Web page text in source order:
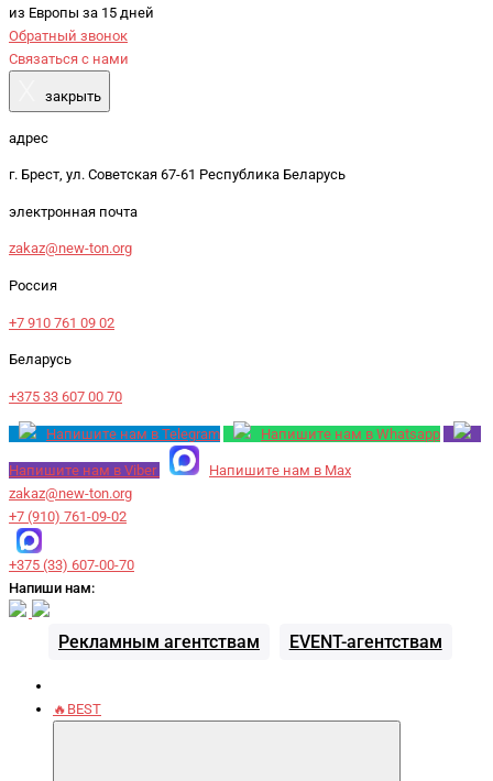
из Европы за 15 дней
Обратный звонок
Связаться с нами
закрыть
адрес
г. Брест, ул. Советская 67-61 Республика Беларусь
электронная почта
zakaz@new-ton.org
Россия
+7 910 761 09 02
Беларусь
+375 33 607 00 70
Напишите нам в Telegram Напишите нам в Whatsapp
Напишите нам в Viber
Напишите нам в Max
zakaz@new-ton.org
+7 (910) 761-09-02
+375 (33) 607-00-70
Напиши нам:
Рекламным агентствам EVENT-агентствам
🔥BEST